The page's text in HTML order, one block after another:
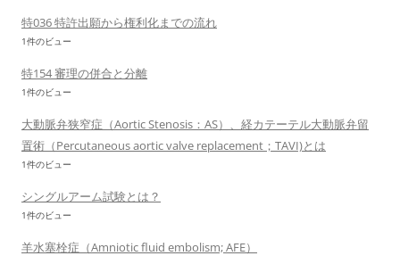
特036 特許出願から権利化までの流れ
1件のビュー
特154 審理の併合と分離
1件のビュー
大動脈弁狭窄症（Aortic Stenosis：AS）、経カテーテル大動脈弁留
置術（Percutaneous aortic valve replacement；TAVI)とは
1件のビュー
シングルアーム試験とは？
1件のビュー
羊水塞栓症（Amniotic fluid embolism; AFE）